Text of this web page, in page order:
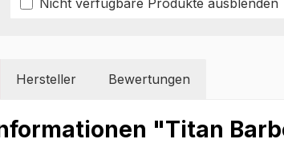
Nicht verfügbare Produkte ausblenden
Hersteller Bewertungen
"Titan